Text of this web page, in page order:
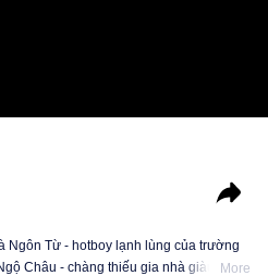
Ngôn Từ - hotboy lạnh lùng của trường
Châu - chàng thiếu gia nhà giàu đến
More